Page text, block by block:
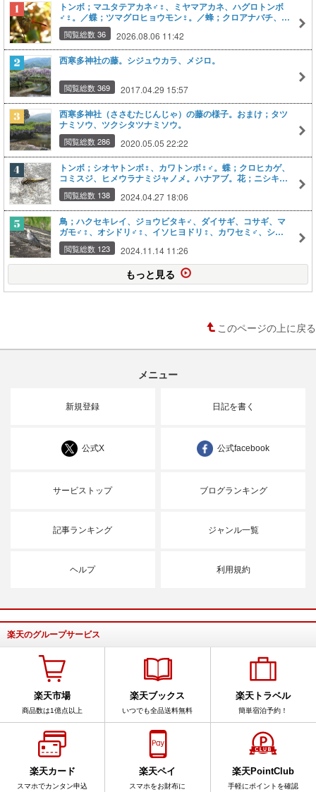
トンボ；マユタテアカネ♂♀、ミヤマアカネ、ハグロトンボ
♂♀。／蝶；ツマグロヒョウモン♀。／蜂；クロアナバチ、ミ
ツバチ。／庭の花；ルリマツリ。
閲覧総数 36 2026.08.06 11:42
西寒多神社の藤。シジュウカラ、メジロ。
閲覧総数 369 2017.04.29 15:57
西寒多神社（ささむたじんじゃ）の藤の様子。おまけ；タツ
ナミソウ、ツクシタツナミソウ。
閲覧総数 286 2020.05.05 22:22
トンボ；シオヤトンボ♀、カワトンボ♀♂。蝶；クロヒカゲ、
コミスジ、ヒメウラナミジャノメ。ハナアブ。花；ニシキウ
ツギ。
閲覧総数 138 2024.04.27 18:06
鳥；ハクセキレイ、ジョウビタキ♂、ダイサギ、コサギ、マ
ガモ♂♀、オシドリ♂♀、イソヒヨドリ♀、カワセミ♂、シロ
ハラ、メジロ、ホオジロ♂、セグロセキレイ白変種♀。
閲覧総数 123 2024.11.14 11:26
もっと見る
このページの上に戻る
メニュー
新規登録 日記を書く
公式X 公式facebook
サービストップ ブログランキング
記事ランキング ジャンル一覧
ヘルプ 利用規約
楽天のグループサービス
楽天市場
商品数は1億点以上
楽天ブックス
いつでも全品送料無料
楽天トラベル
簡単宿泊予約！
楽天カード
スマホでカンタン申込
楽天ペイ
スマホをお財布に
楽天PointClub
手軽にポイントを確認